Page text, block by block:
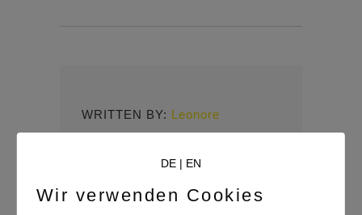
WRITTEN BY: Leonore
DE| EN
Wir verwenden Cookies